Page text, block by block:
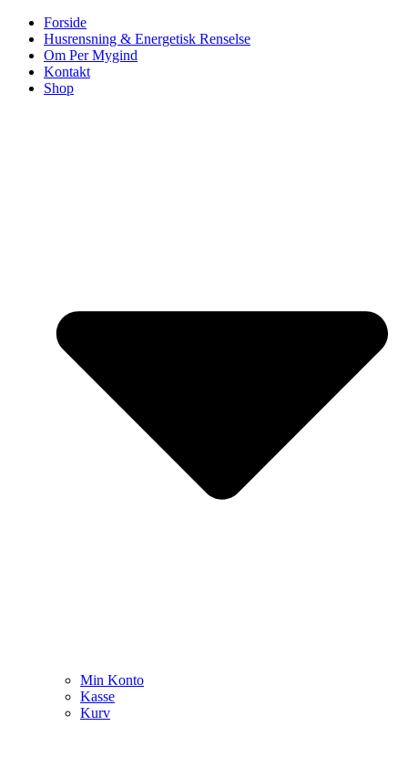
Videre
indhold
Forside
Husrensning & Energetisk Renselse
Om Per Mygind
Kontakt
Shop
Min Konto
Kasse
Kurv